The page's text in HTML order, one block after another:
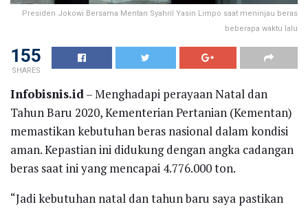
Presiden Jokowi Bersama Mentan Syahril Yasin Limpo saat meninjau beras
beberapa waktu lalu
155
SHARES
Infobisnis.id– Menghadapi perayaan Natal dan
Tahun Baru 2020, Kementerian Pertanian (Kementan)
memastikan kebutuhan beras nasional dalam kondisi
aman. Kepastian ini didukung dengan angka cadangan
beras saat ini yang mencapai 4.776.000 ton.
“Jadi kebutuhan natal dan tahun baru saya pastikan